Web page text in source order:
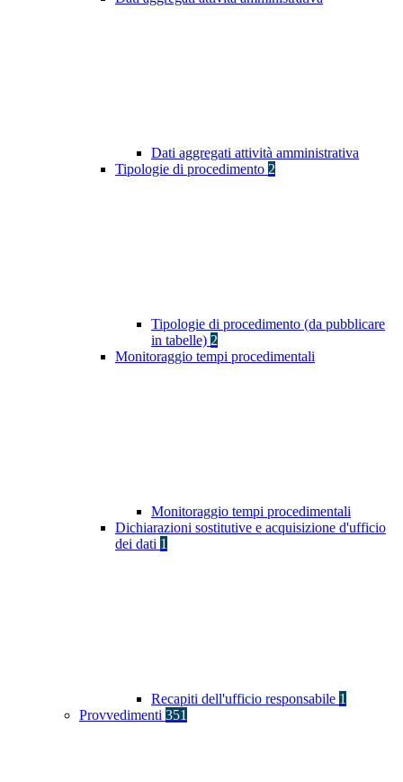
Dati aggregati attività amministrativa
Tipologie di procedimento 2
Tipologie di procedimento (da pubblicare
in tabelle) 2
Monitoraggio tempi procedimentali
Monitoraggio tempi procedimentali
Dichiarazioni sostitutive e acquisizione d'ufficio
dei dati 1
Recapiti dell'ufficio responsabile 1
Provvedimenti 351